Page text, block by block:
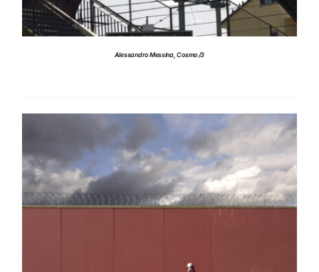
Alessandro Messina, Cosmo /3
DETTAGLI